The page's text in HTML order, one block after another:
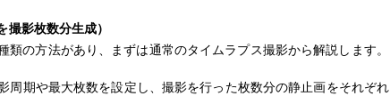
影枚数分生成）
の方法があり、まずは通常のタイムラプス撮影から解説します。
周期や最大枚数を設定し、撮影を行った枚数分の静止画をそれぞれ